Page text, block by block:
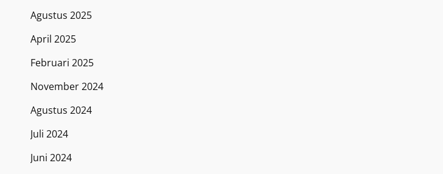
Agustus 2025
April 2025
Februari 2025
November 2024
Agustus 2024
Juli 2024
Juni 2024